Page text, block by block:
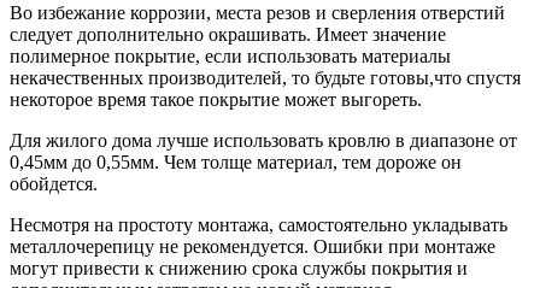
Во избежание коррозии, места резов и сверления отверстий
следует дополнительно окрашивать. Имеет значение
полимерное покрытие, если использовать материалы
некачественных производителей, то будьте готовы,что спустя
некоторое время такое покрытие может выгореть.
Для жилого дома лучше использовать кровлю в диапазоне от
0,45мм до 0,55мм. Чем толще материал, тем дороже он
обойдется.
Несмотря на простоту монтажа, самостоятельно укладывать
металлочерепицу не рекомендуется. Ошибки при монтаже
могут привести к снижению срока службы покрытия и